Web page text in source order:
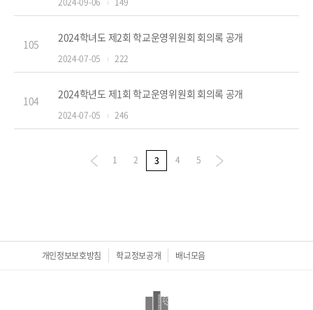
105 2024학녀도 제2회 학교운영위원회 회의록 공개
2024-07-05 222
104 2024학년도 제1회 학교운영위원회 회의록 공개
2024-07-05 246
1 2 3 4 5
개인정보보호방침 학교정보공개 배너모음